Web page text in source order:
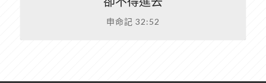
申命記 32:52